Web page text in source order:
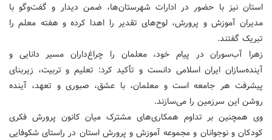
استان نیز با حضور در ادارات شهرستان‌ها، ضمن دیدار و گفت‌وگو با
مدیران آموزش‌ و پرورش، لوح‌های تقدیر را اهدا کرده و هفته معلم را
تبریک گفتند.
زهرا آب‌سوران در پیام خود، معلمان را چراغ‌داران مسیر دانایی و
آینده‌سازان ایران اسلامی دانست و تأکید کرد: تعلیم و تربیت، زیربنای
پیشرفت هر جامعه است و معلمان، با عشق، صبوری و تعهد، آینده
روشن این سرزمین را می‌سازند.
وی همچنین بر تداوم همکاری‌های مشترک میان کانون پرورش فکری
کودکان و نوجوانان و مجموعه آموزش‌ و پرورش استان در راستای شکوفایی